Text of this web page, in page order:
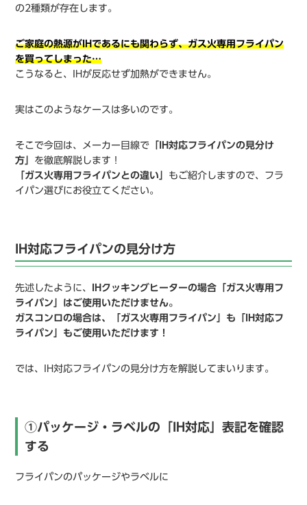
の2種類が存在します。
ご家庭の熱源がIHであるにも関わらず、ガス火専用フライパン
を買ってしまった…
こうなると、IHが反応せず加熱ができません。
実はこのようなケースは多いのです。
そこで今回は、メーカー目線で 「IH対応フライパンの見分け
方」 を徹底解説します！
「ガス火専用フライパンとの違い」 もご紹介しますので、フラ
イパン選びにお役立てください。
IH対応フライパンの見分け方
先述したように、
IHクッキングヒーターの場合「ガス火専用フ
ライパン」はご使用いただけません。
ガスコンロの場合は、「ガス火専用フライパン」も「IH対応フ
ライパン」もご使用いただけます！
では、IH対応フライパンの見分け方を解説してまいります。
①パッケージ・ラベルの「IH対応」表記を確認
する
フライパンのパッケージやラベルに